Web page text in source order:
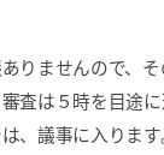
りませんので、
査は５時を目途
、議事に入ります